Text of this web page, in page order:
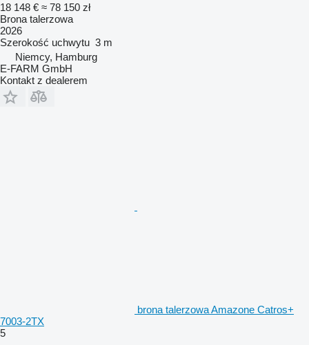
18 148 € ≈ 78 150 zł
Brona talerzowa
2026
Szerokość uchwytu 3 m
Niemcy, Hamburg
E-FARM GmbH
Kontakt z dealerem
brona talerzowa Amazone Catros+
7003-2TX
5